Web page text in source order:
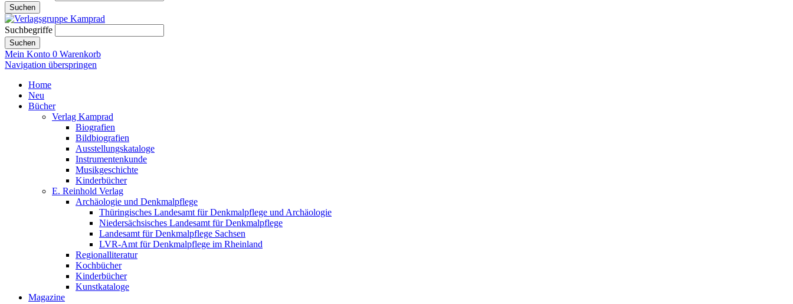
Suchen
Suchbegriffe
Suchen
Mein Konto 0 Warenkorb
Navigation überspringen
Home
Neu
Bücher
Verlag Kamprad
Biografien
Bildbiografien
Ausstellungskataloge
Instrumentenkunde
Musikgeschichte
Kinderbücher
E. Reinhold Verlag
Archäologie und Denkmalpflege
Thüringisches Landesamt für Denkmalpflege und Archäologie
Niedersächsisches Landesamt für Denkmalpflege
Landesamt für Denkmalpflege Sachsen
LVR-Amt für Denkmalpflege im Rheinland
Regionalliteratur
Kochbücher
Kinderbücher
Kunstkataloge
Magazine